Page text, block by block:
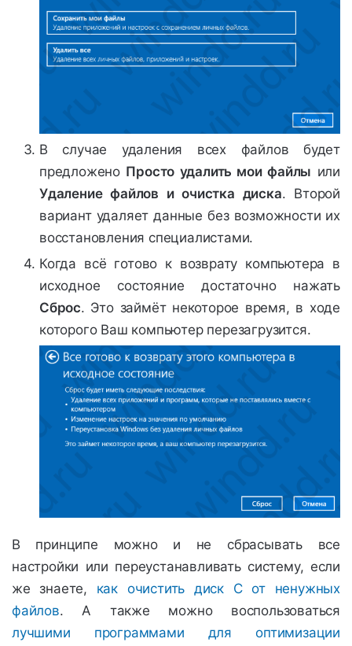
В случае удаления всех файлов будет
предложено Просто удалить мои файлы или
Удаление файлов и очистка диска. Второй
вариант удаляет данные без возможности их
восстановления специалистами.
Когда всё готово к возврату компьютера в
исходное состояние достаточно нажать
Сброс. Это займёт некоторое время, в ходе
которого Ваш компьютер перезагрузится.
В принципе можно и не сбрасывать все
настройки или переустанавливать систему, если
же знаете, как очистить диск С от ненужных
файлов. А также можно воспользоваться
лучшими программами для оптимизации